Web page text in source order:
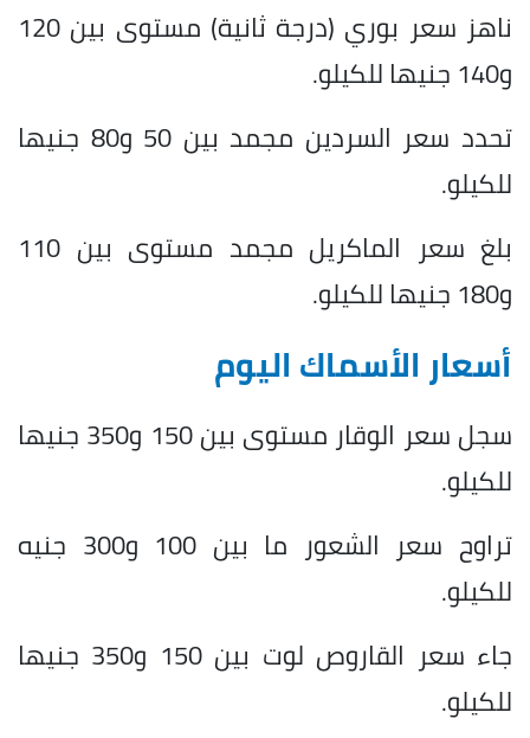
ناهز سعر بوري (درجة ثانية) مستوى بين 120
و140 جنيها للكيلو.
تحدد سعر السردين مجمد بين 50 و80 جنيها
للكيلو.
بلغ سعر الماكريل مجمد مستوى بين 110
و180 جنيها للكيلو.
أسعار الأسماك اليوم
سجل سعر الوقار مستوى بين 150 و350 جنيها
للكيلو.
تراوح سعر الشعور ما بين 100 و300 جنيه
للكيلو.
جاء سعر القاروص لوت بين 150 و350 جنيها
للكيلو.